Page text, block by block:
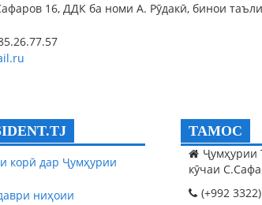
16, ДДК ба номи А. Рӯдакӣ, бинои
корӣ дар Ҷумҳурии
ниҳоии
ТАМОС
Ҷумҳурии
кӯчаи
(+992